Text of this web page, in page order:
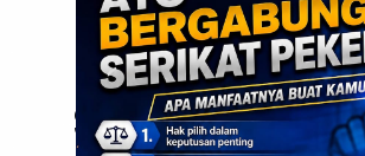
Selamat